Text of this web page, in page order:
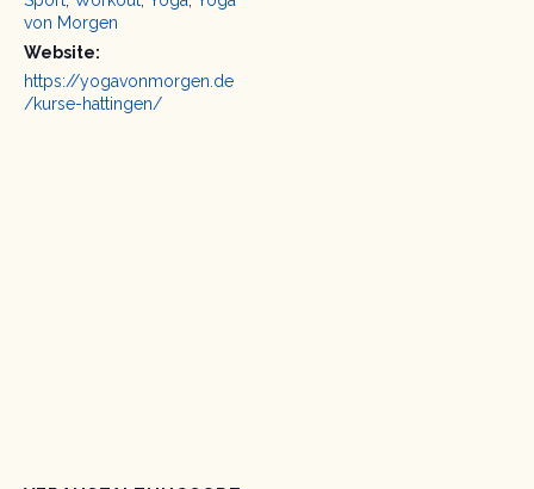
von Morgen
Website:
https://yogavonmorgen.de
/kurse-hattingen/